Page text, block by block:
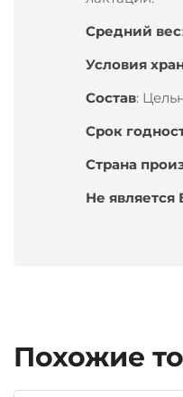
Средний вес
Условия
Состав:
Срок
Страна
Не
Похожие